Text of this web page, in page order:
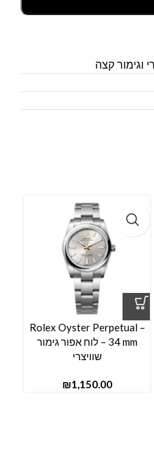
וגימור קצה
Rolex Oyster Perpetual –
34 mm – לוח אפור גימור
שוויצרי
₪